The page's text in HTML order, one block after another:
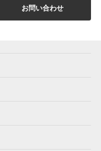
お問い合わせ